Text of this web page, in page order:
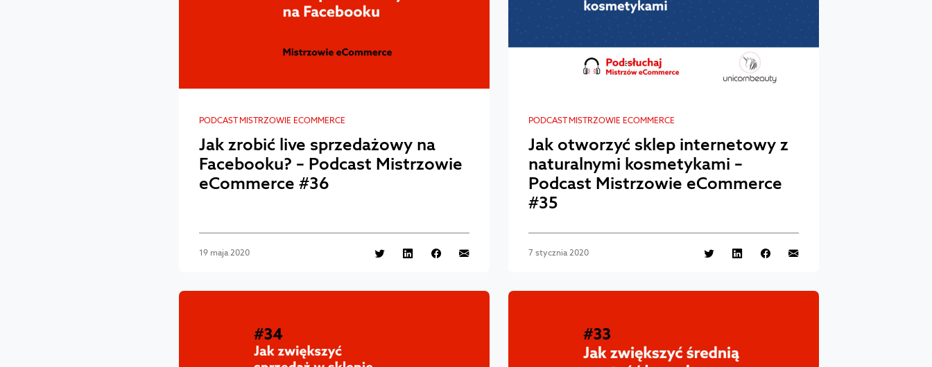
PODCAST MISTRZOWIE ECOMMERCE
Jak zrobić live sprzedażowy na
Facebooku? – Podcast Mistrzowie
eCommerce #36
19 maja 2020
PODCAST MISTRZOWIE ECOMMERCE
Jak otworzyć sklep internetowy z
naturalnymi kosmetykami –
Podcast Mistrzowie eCommerce
#35
7 stycznia 2020